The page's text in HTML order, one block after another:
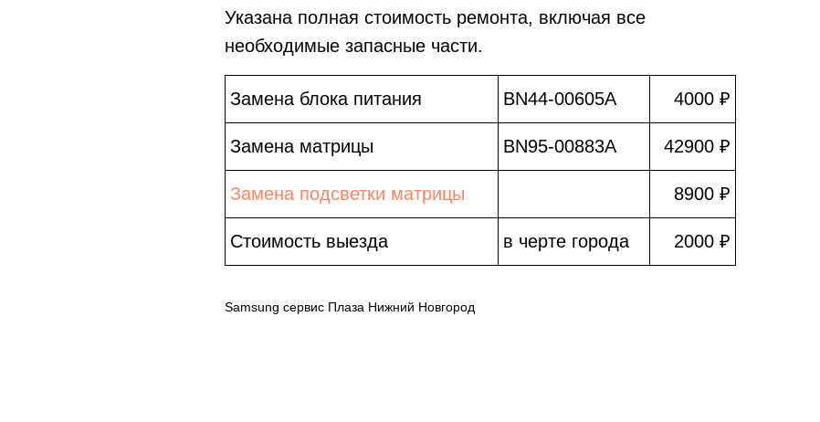
Указана полная стоимость ремонта, включая все
необходимые запасные части.
Замена блока питания BN44-00605A 4000 ₽
Замена матрицы BN95-00883A 42900 ₽
Замена подсветки матрицы 8900 ₽
Стоимость выезда в черте города 2000 ₽
Samsung сервис Плаза Нижний Новгород